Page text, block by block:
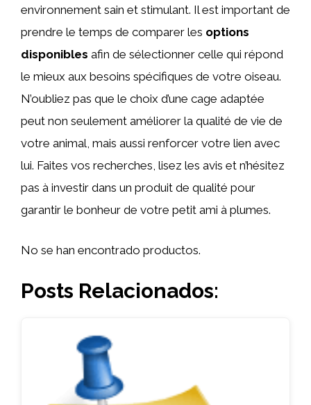
environnement sain et stimulant. Il est important de
prendre le temps de comparer les options
disponibles afin de sélectionner celle qui répond
le mieux aux besoins spécifiques de votre oiseau.
N’oubliez pas que le choix d’une cage adaptée
peut non seulement améliorer la qualité de vie de
votre animal, mais aussi renforcer votre lien avec
lui. Faites vos recherches, lisez les avis et n’hésitez
pas à investir dans un produit de qualité pour
garantir le bonheur de votre petit ami à plumes.
No se han encontrado productos.
Posts Relacionados: